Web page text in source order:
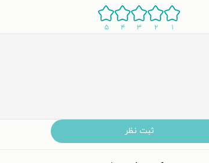
۱ ۲ ۳ ۴ ۵
ثبت نظر